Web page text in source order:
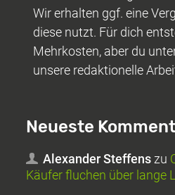
Wir erhalten ggf. eine
diese nutzt. Für dich
Mehrkosten, aber du
unsere redaktionelle
Neueste
Alexander Steffens zu
Käufer fluchen über lange